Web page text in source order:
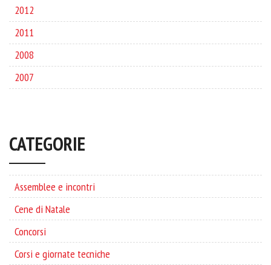
2012
2011
2008
2007
CATEGORIE
Assemblee e incontri
Cene di Natale
Concorsi
Corsi e giornate tecniche